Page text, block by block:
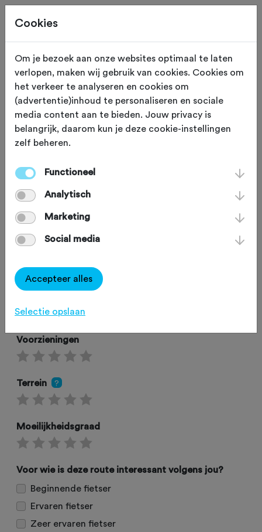
Beoordeling toevoegen voor:
Klimrondje Solingen (D) - 62,0 km
Je beoordeling helpt andere sportieve fietsers op
weg. Bedankt!
Wat vond je van deze route?
Wat vond je van de volgende
Voorzieningen
Terrein ?
Moeilijkheidsgraad
Voor wie is deze route interessant volgens jou?
Beginnende fietser
Ervaren fietser
Zeer ervaren fietser
Cookies
Om je bezoek aan onze websites optimaal te laten
verlopen, maken wij gebruik van cookies. Cookies om
het verkeer te analyseren en cookies om
(advertentie)inhoud te personaliseren en sociale
media content aan te bieden. Jouw privacy is
belangrijk, daarom kun je deze cookie-instellingen
zelf beheren.
Functioneel
Analytisch
Marketing
Social media
Accepteer alles
Selectie opslaan